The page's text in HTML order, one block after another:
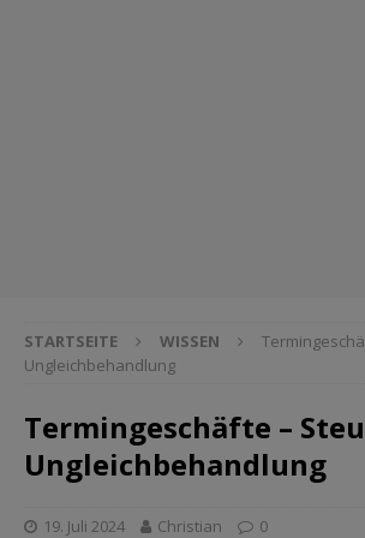
STARTSEITE WISSEN
Ungleichbehandlung
Termingeschäfte –
Ungleichbehandlung
19. Juli 2024 Christian 0